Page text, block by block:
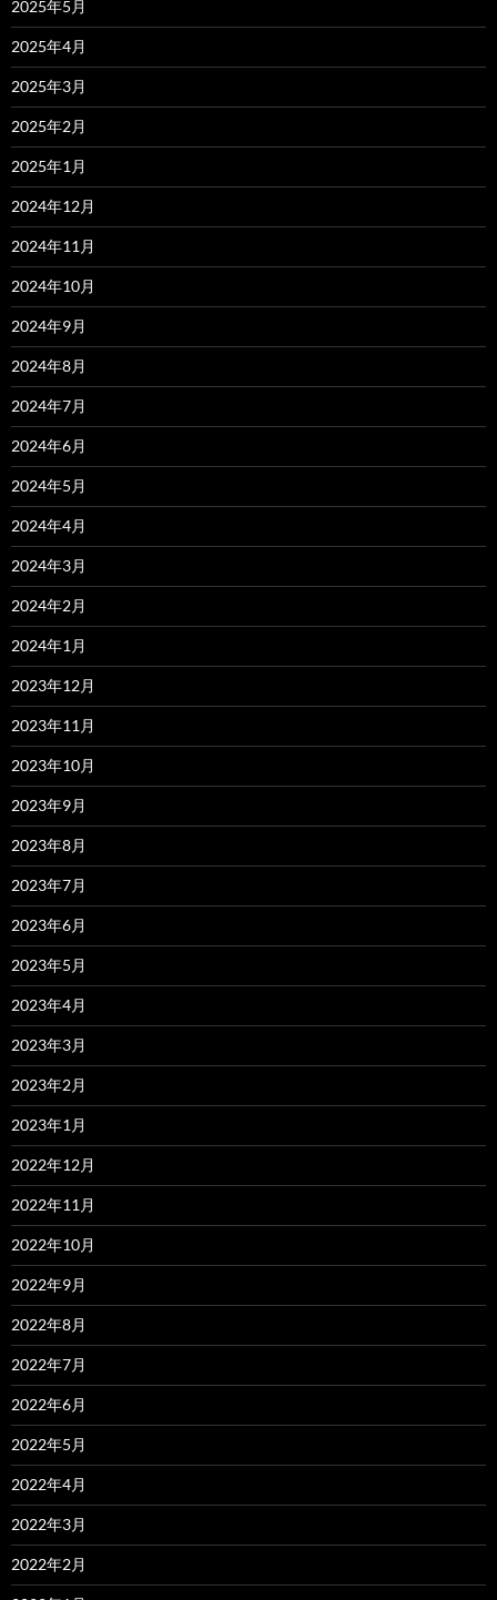
2025年5月
2025年4月
2025年3月
2025年2月
2025年1月
2024年12月
2024年11月
2024年10月
2024年9月
2024年8月
2024年7月
2024年6月
2024年5月
2024年4月
2024年3月
2024年2月
2024年1月
2023年12月
2023年11月
2023年10月
2023年9月
2023年8月
2023年7月
2023年6月
2023年5月
2023年4月
2023年3月
2023年2月
2023年1月
2022年12月
2022年11月
2022年10月
2022年9月
2022年8月
2022年7月
2022年6月
2022年5月
2022年4月
2022年3月
2022年2月